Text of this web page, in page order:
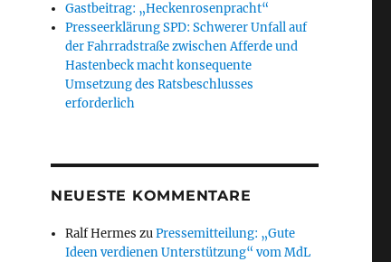
Gastbeitrag: „Heckenrosenpracht“
Presseerklärung SPD: Schwerer Unfall auf
der Fahrradstraße zwischen Afferde und
Hastenbeck macht konsequente
Umsetzung des Ratsbeschlusses
erforderlich
NEUESTE KOMMENTARE
Ralf Hermes zuPressemitteilung: „Gute
Ideen verdienen Unterstützung“ vom MdL